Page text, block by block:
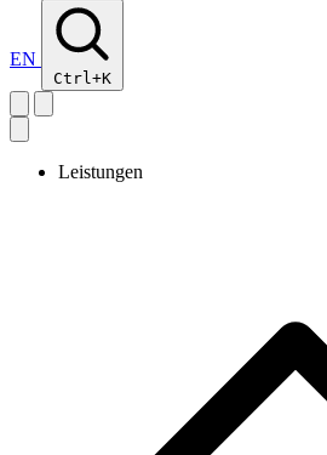
EN
Ctrl+K
Leistungen